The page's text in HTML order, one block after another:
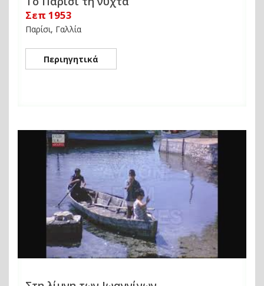
Σεπ 1953
Παρίσι, Γαλλία
Περιηγητικά